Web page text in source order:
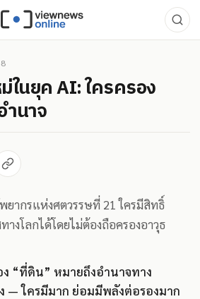
ในยุค AI: ใครครอง
นาจ
ยากรแห่งศตวรรษที่ 21 ใครมีสิทธิ์
งโลกได้โดยไม่ต้องถือครองอาวุธ
“ที่ดิน” หมายถึงอำนาจทาง
— ใครมีมาก ย่อมมีพลังต่อรองมาก